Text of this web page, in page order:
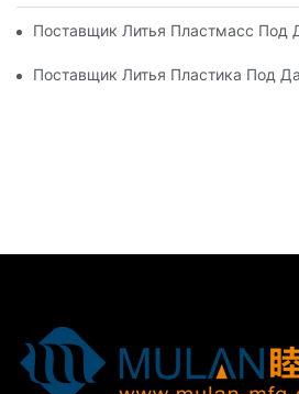
Поставщик Литья Пластмасс
Поставщик Литья Пластика Под